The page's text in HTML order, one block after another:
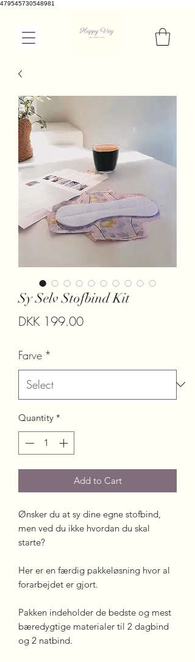
479545730548981
Sy Selv Stofbind Kit
DKK 199.00Price
Farve *
Quantity *
Add to Cart
Ønsker du at sy dine egne stofbind,
men ved du ikke hvordan du skal
starte?
Her er en færdig pakkeløsning hvor al
forarbejdet er gjort.
Pakken indeholder de bedste og mest
bæredygtige materialer til 2 dagbind
og 2 natbind.